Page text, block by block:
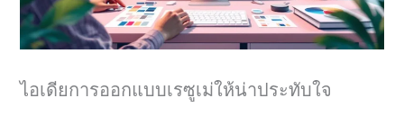
ไอเดียการออกแบบเรซูเม่ให้น่าประทับใจ